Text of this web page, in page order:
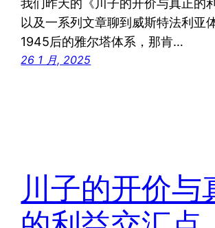
我们昨天的《川子的开价与真正的
以及一系列文章聊到威斯特法利亚
1945后的雅尔塔体系，那肯…
26 1 月, 2025
川子的开价与